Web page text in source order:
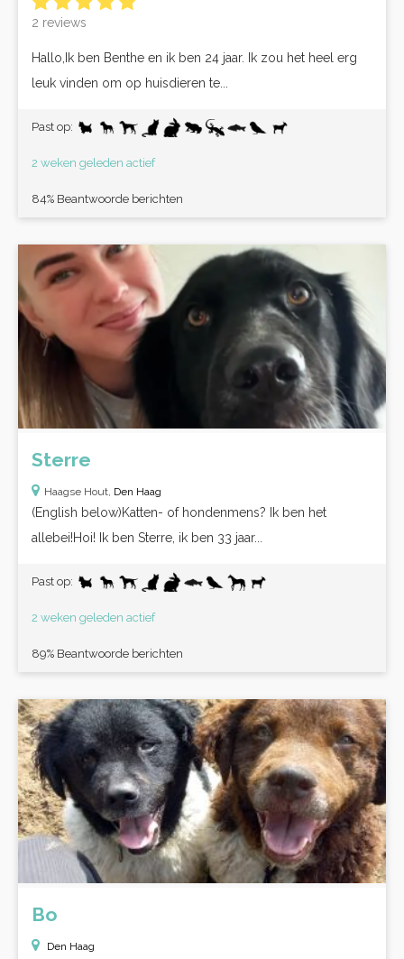
2 reviews
Hallo,Ik ben Benthe en ik ben 24 jaar. Ik zou het heel erg
leuk vinden om op huisdieren te...
Past op:
2 weken geleden actief
84% Beantwoorde berichten
Sterre
Haagse Hout, Den Haag
(English below)Katten- of hondenmens? Ik ben het
allebei!Hoi! Ik ben Sterre, ik ben 33 jaar...
Past op:
2 weken geleden actief
89% Beantwoorde berichten
Bo
Den Haag